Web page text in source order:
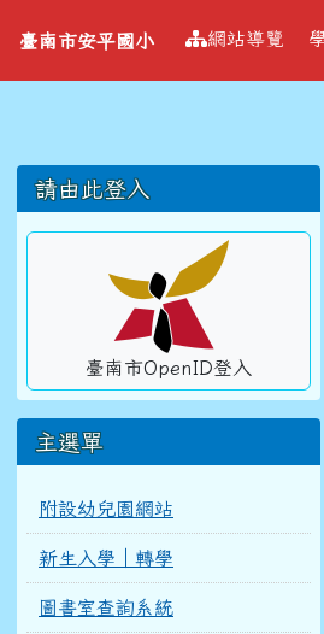
臺南市安平國
導覽列
臺南市安平國小 網站導覽
左邊區域內容
請由此登入
臺南市OpenID登入
主選單
附設幼兒園網站
新生入學｜轉學
圖書室查詢系統
頁尾區域